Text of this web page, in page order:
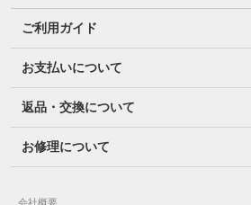
ご利用ガイド
お支払いについて
返品・交換について
お修理について
会社概要